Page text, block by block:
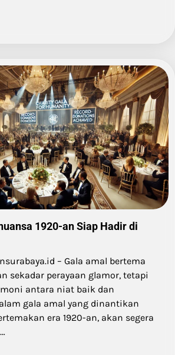
1920-an Siap Hadir di
– Gala amal bertema
sekadar perayaan glamor, tetapi
antara niat baik dan
gala amal yang dinantikan
era 1920-an, akan segera